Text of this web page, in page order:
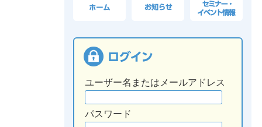
ユーザー名またはメールアドレス
パスワード